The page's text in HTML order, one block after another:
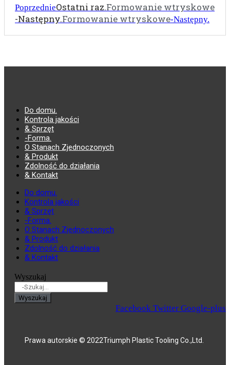
PoprzednieOstatni raz.Formowanie wtryskowe
-Następny.Formowanie wtryskowe-Następny.
Do domu.
Kontrola jakości
& Sprzęt
-Forma.
O Stanach Zjednoczonych
& Produkt
Zdolność do działania
& Kontakt
Do domu.
Kontrola jakości
& Sprzęt
-Forma.
O Stanach Zjednoczonych
& Produkt
Zdolność do działania
& Kontakt
Wyszukaj
Wyszukaj
Facebook Twitter Google-plus
Prawa autorskie © 2022Triumph Plastic Tooling Co.,Ltd.